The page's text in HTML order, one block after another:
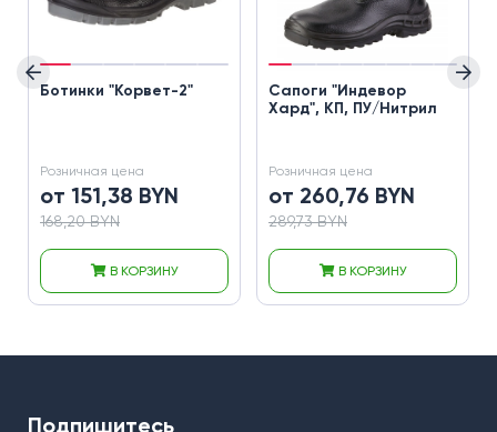
Ботинки "Корвет-2"
Розничная цена
от 151,38 BYN
168,20 BYN
В КОРЗИНУ
Сапоги "Индевор
Хард", КП, ПУ/Нитрил
Розничная цена
от 260,76 BYN
289,73 BYN
В КОРЗИНУ
Подпишитесь